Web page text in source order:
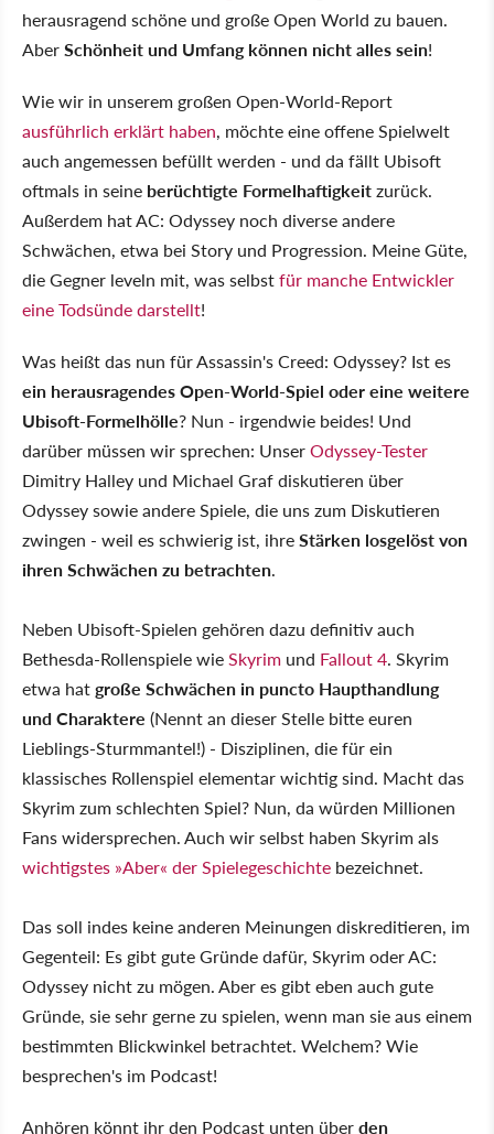
herausragend schöne und große Open World zu bauen.
AberSchönheit und Umfang können nicht alles sein!
Wie wir in unserem großen Open-World-Report
ausführlich erklärt haben, möchte eine offene Spielwelt
auch angemessen befüllt werden - und da fällt Ubisoft
oftmals in seine berüchtigte Formelhaftigkeitzurück.
Außerdem hat AC: Odyssey noch diverse andere
Schwächen, etwa bei Story und Progression. Meine Güte,
die Gegner leveln mit, was selbstfür manche Entwickler
eine Todsünde darstellt!
Was heißt das nun für Assassin's Creed: Odyssey? Ist es
ein herausragendes Open-World-Spiel oder eine weitere
Ubisoft-Formelhölle? Nun - irgendwie beides! Und
darüber müssen wir sprechen: UnserOdyssey-Tester
Dimitry Halley und Michael Graf diskutieren über
Odyssey sowie andere Spiele, die uns zum Diskutieren
zwingen - weil es schwierig ist, ihreStärken losgelöst von
ihren Schwächen zu betrachten.
Neben Ubisoft-Spielen gehören dazu definitiv auch
Bethesda-Rollenspiele wieSkyrim und Fallout 4. Skyrim
etwa hatgroße Schwächen in puncto Haupthandlung
und Charaktere (Nennt an dieser Stelle bitte euren
Lieblings-Sturmmantel!) - Disziplinen, die für ein
klassisches Rollenspiel elementar wichtig sind. Macht das
Skyrim zum schlechten Spiel? Nun, da würden Millionen
Fans widersprechen. Auch wir selbst haben Skyrim als
wichtigstes »Aber« der Spielegeschichte bezeichnet.
Das soll indes keine anderen Meinungen diskreditieren, im
Gegenteil: Es gibt gute Gründe dafür, Skyrim oder AC:
Odyssey nicht zu mögen. Aber es gibt eben auch gute
Gründe, sie sehr gerne zu spielen, wenn man sie aus einem
bestimmten Blickwinkel betrachtet. Welchem? Wie
besprechen's im Podcast!
Anhören könnt ihr den Podcast unten überden